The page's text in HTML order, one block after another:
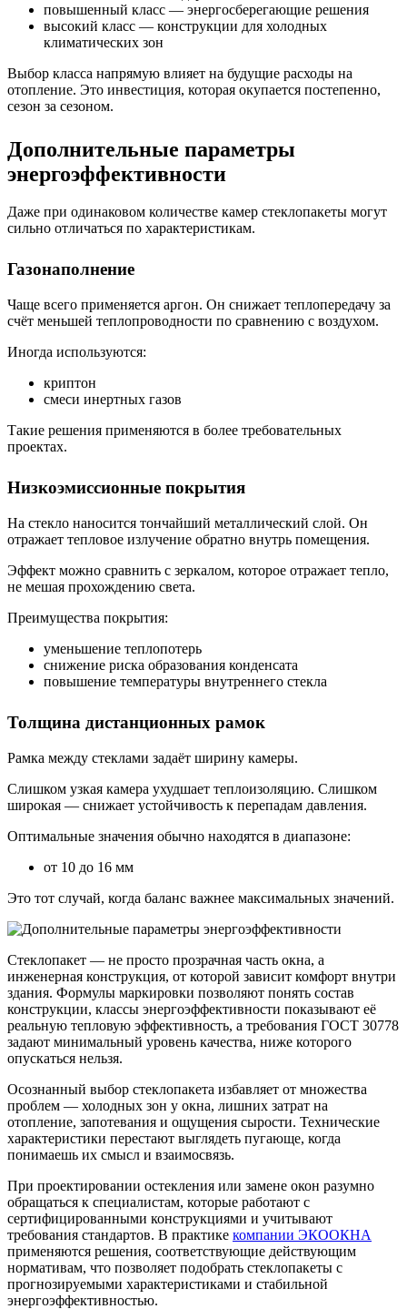
повышенный класс — энергосберегающие решения
высокий класс — конструкции для холодных
климатических зон
Выбор класса напрямую влияет на будущие расходы на
отопление. Это инвестиция, которая окупается постепенно,
сезон за сезоном.
Дополнительные параметры
энергоэффективности
Даже при одинаковом количестве камер стеклопакеты могут
сильно отличаться по характеристикам.
Газонаполнение
Чаще всего применяется аргон. Он снижает теплопередачу за
счёт меньшей теплопроводности по сравнению с воздухом.
Иногда используются:
криптон
смеси инертных газов
Такие решения применяются в более требовательных
проектах.
Низкоэмиссионные покрытия
На стекло наносится тончайший металлический слой. Он
отражает тепловое излучение обратно внутрь помещения.
Эффект можно сравнить с зеркалом, которое отражает тепло,
не мешая прохождению света.
Преимущества покрытия:
уменьшение теплопотерь
снижение риска образования конденсата
повышение температуры внутреннего стекла
Толщина дистанционных рамок
Рамка между стеклами задаёт ширину камеры.
Слишком узкая камера ухудшает теплоизоляцию. Слишком
широкая — снижает устойчивость к перепадам давления.
Оптимальные значения обычно находятся в диапазоне:
от 10 до 16 мм
Это тот случай, когда баланс важнее максимальных значений.
Стеклопакет — не просто прозрачная часть окна, а
инженерная конструкция, от которой зависит комфорт внутри
здания. Формулы маркировки позволяют понять состав
конструкции, классы энергоэффективности показывают её
реальную тепловую эффективность, а требования ГОСТ 30778
задают минимальный уровень качества, ниже которого
опускаться нельзя.
Осознанный выбор стеклопакета избавляет от множества
проблем — холодных зон у окна, лишних затрат на
отопление, запотевания и ощущения сырости. Технические
характеристики перестают выглядеть пугающе, когда
понимаешь их смысл и взаимосвязь.
При проектировании остекления или замене окон разумно
обращаться к специалистам, которые работают с
сертифицированными конструкциями и учитывают
требования стандартов. В практике компании ЭКООКНА
применяются решения, соответствующие действующим
нормативам, что позволяет подобрать стеклопакеты с
прогнозируемыми характеристиками и стабильной
энергоэффективностью.